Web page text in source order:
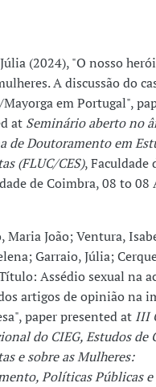
(2024), "O nosso
A discussão do
em Portugal",
at Seminário aberto no
de Doutoramento em
(FLUC/CES), Faculdade
de Coimbra, 08 to 08
Maria João; Ventura,
Garraio, Júlia;
Assédio sexual na
artigos de opinião na
paper presented at III
do CIEG, Estudos de
e sobre as Mulheres:
Políticas Públicas e